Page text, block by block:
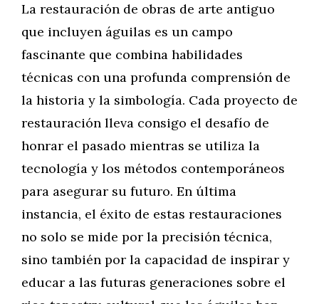
La restauración de obras de arte antiguo
que incluyen águilas es un campo
fascinante que combina habilidades
técnicas con una profunda comprensión de
la historia y la simbología. Cada proyecto de
restauración lleva consigo el desafío de
honrar el pasado mientras se utiliza la
tecnología y los métodos contemporáneos
para asegurar su futuro. En última
instancia, el éxito de estas restauraciones
no solo se mide por la precisión técnica,
sino también por la capacidad de inspirar y
educar a las futuras generaciones sobre el